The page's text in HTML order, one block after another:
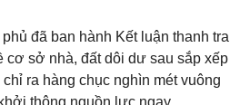
đã ban hành Kết luận thanh tra
cơ sở nhà, đất dôi dư sau sắp xếp
ra hàng chục nghìn mét vuông
thông nguồn lực ngay.